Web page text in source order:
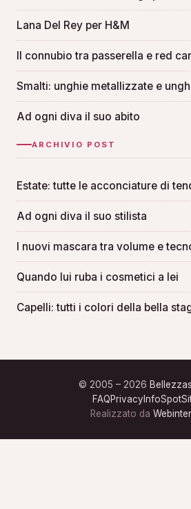
Lana Del Rey per H&M
Il connubio tra passerella e red
Smalti: unghie metallizzate e
Ad ogni diva il suo abito
ARCHIVIO POST
Estate: tutte le acconciature di
Ad ogni diva il suo stilista
I nuovi mascara tra volume e
Quando lui ruba i cosmetici a lei
Capelli: tutti i colori della bella
© 2005 – 2026
FAQPrivacy InfoSpot
Realizzato da